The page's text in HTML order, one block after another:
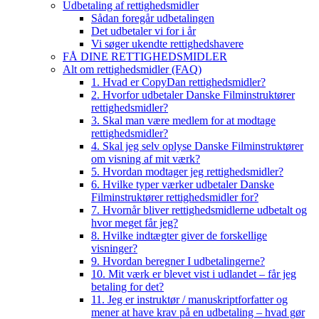
Udbetaling af rettighedsmidler
Sådan foregår udbetalingen
Det udbetaler vi for i år
Vi søger ukendte rettighedshavere
FÅ DINE RETTIGHEDSMIDLER
Alt om rettighedsmidler (FAQ)
1. Hvad er CopyDan rettighedsmidler?
2. Hvorfor udbetaler Danske Filminstruktører
rettighedsmidler?
3. Skal man være medlem for at modtage
rettighedsmidler?
4. Skal jeg selv oplyse Danske Filminstruktører
om visning af mit værk?
5. Hvordan modtager jeg rettighedsmidler?
6. Hvilke typer værker udbetaler Danske
Filminstruktører rettighedsmidler for?
7. Hvornår bliver rettighedsmidlerne udbetalt og
hvor meget får jeg?
8. Hvilke indtægter giver de forskellige
visninger?
9. Hvordan beregner I udbetalingerne?
10. Mit værk er blevet vist i udlandet – får jeg
betaling for det?
11. Jeg er instruktør / manuskriptforfatter og
mener at have krav på en udbetaling – hvad gør